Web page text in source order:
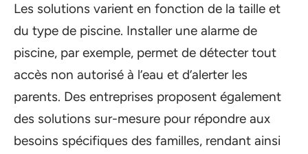
Les solutions varient en fonction de la taille et
du type de piscine. Installer une alarme de
piscine, par exemple, permet de détecter tout
accès non autorisé à l’eau et d’alerter les
parents. Des entreprises proposent également
des solutions sur-mesure pour répondre aux
besoins spécifiques des familles, rendant ainsi